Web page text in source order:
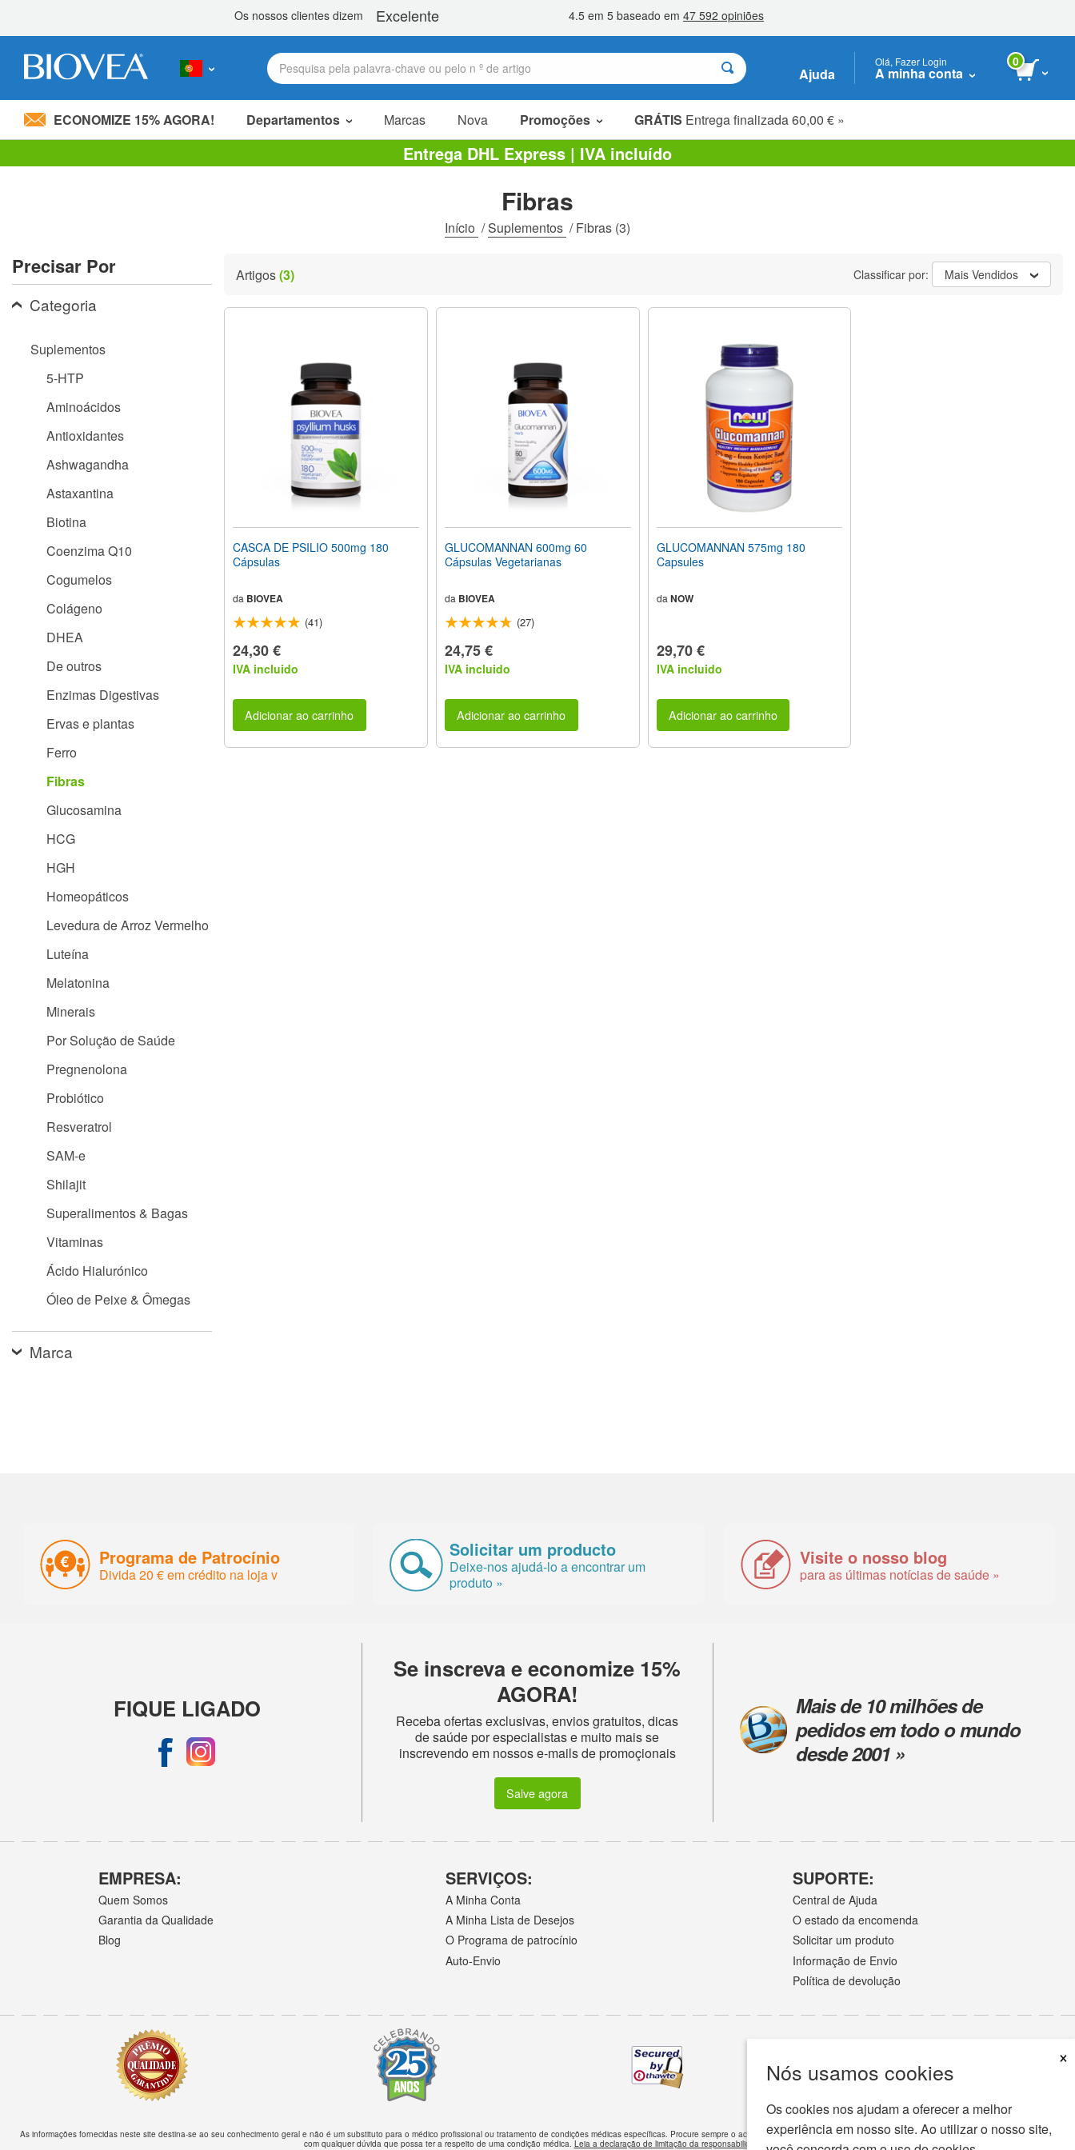
Observação:
acessibilidade.
Pressione
Control-
F11
Ajuda
Olá, Fazer Login
A minha conta
0
ECONOMIZE 15% AGORA! Departamentos Marcas Nova Promoções GRÁTIS Entrega finalizada 60,00 € »
Artigos em promoção
Pacotes promocionais
Liquidaçao
Entrega DHL Express | IVA incluído
Nós usamos cookies
×
Os cookies nos ajudam a oferecer a melhor
experiência em nosso site. Ao utilizar o nosso site,
Fibras
Início /Suplementos /Fibras (3)
Precisar Por
Categoria
Suplementos
5-HTP
Aminoácidos
Antioxidantes
Ashwagandha
Astaxantina
Biotina
Coenzima Q10
Cogumelos
Colágeno
DHEA
De outros
Enzimas Digestivas
Ervas e plantas
Ferro
Fibras
Glucosamina
HCG
HGH
Homeopáticos
Levedura de Arroz Vermelho
Luteína
Melatonina
Minerais
Por Solução de Saúde
Pregnenolona
Probiótico
Resveratrol
SAM-e
Shilajit
Superalimentos & Bagas
Vitaminas
Ácido Hialurónico
Óleo de Peixe & Ômegas
Marca
Artigos(3) Classificar por: Mais Vendidos
CASCA DE PSILIO 500mg 180
Cápsulas
da BIOVEA
(41)
24,30 €
IVA incluido
Adicionar ao carrinho
GLUCOMANNAN 600mg 60
Cápsulas Vegetarianas
da BIOVEA
(27)
24,75 €
IVA incluido
Adicionar ao carrinho
GLUCOMANNAN 575mg 180
Capsules
da NOW
29,70 €
IVA incluido
Adicionar ao carrinho
Programa de Patrocínio
Divida 20 € em crédito na loja v
Solicitar um producto
Deixe-nos ajudá-lo a encontrar um
produto »
Visite o nosso blog
para as últimas notícias de saúde »
FIQUE LIGADO
Se inscreva e economize 15%
AGORA!
Receba ofertas exclusivas, envios gratuitos, dicas
de saúde por especialistas e muito mais se
inscrevendo em nossos e-mails de promoçionais
Salve agora
Mais de 10 milhões de
pedidos em todo o mundo
desde 2001 »
EMPRESA:
Quem Somos
Garantia da Qualidade
Blog
SERVIÇOS:
A Minha Conta
A Minha Lista de Desejos
O Programa de patrocínio
Auto-Envio
SUPORTE:
Central de Ajuda
O estado da encomenda
Solicitar um produto
Informação de Envio
Política de devolução
As informações fornecidas neste site destina-se ao seu conhecimento geral e não é um substituto para o médico profissional ou tratamento de condições médicas específicas. Procure sempre o aconselhamento do seu médico ou outro prestador de cuidados de saúde qualificado
com qualquer dúvida que possa ter a respeito de uma condição médica. Leia a declaração de limitação da responsabilidade